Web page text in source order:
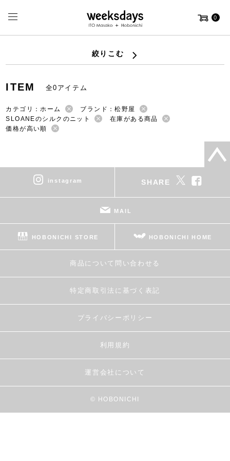
0
絞りこむ
ITEM 全0アイテム
カテゴリ：ホーム
ブランド：松野屋
SLOANEのシルクのニット
在庫がある商品
価格が高い順
instagram SHARE
MAIL
HOBONICHI STORE HOBONICHI HOME
商品について問い合わせる
特定商取引法に基づく表記
プライバシーポリシー
利用規約
運営会社について
© HOBONICHI